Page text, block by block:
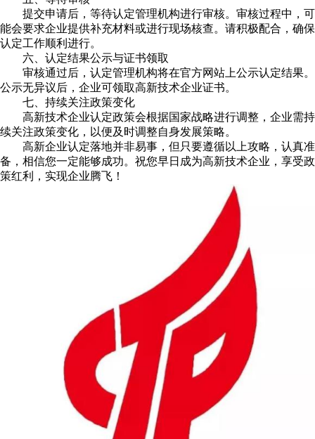
提交申请后，等待认定管理机构进行审核。审核过程中，可
能会要求企业提供补充材料或进行现场核查。请积极配合，确保
认定工作顺利进行。
六、认定结果公示与证书领取
审核通过后，认定管理机构将在官方网站上公示认定结果。
公示无异议后，企业可领取高新技术企业证书。
七、持续关注政策变化
高新技术企业认定政策会根据国家战略进行调整，企业需持
续关注政策变化，以便及时调整自身发展策略。
高新企业认定落地并非易事，但只要遵循以上攻略，认真准
备，相信您一定能够成功。祝您早日成为高新技术企业，享受政
策红利，实现企业腾飞！